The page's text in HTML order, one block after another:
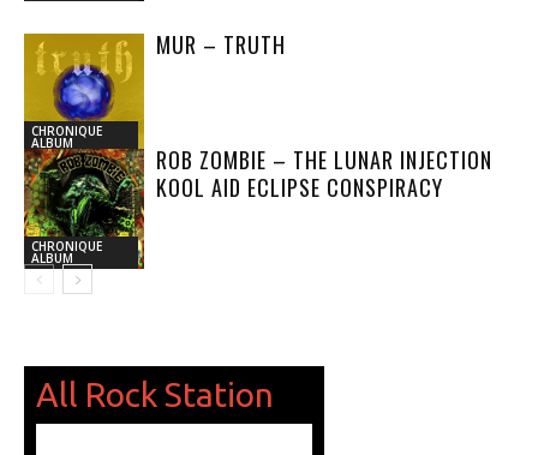
CHRONIQUE
ALBUM
MUR – TRUTH
CHRONIQUE
ALBUM
ROB ZOMBIE – THE LUNAR INJECTION
KOOL AID ECLIPSE CONSPIRACY